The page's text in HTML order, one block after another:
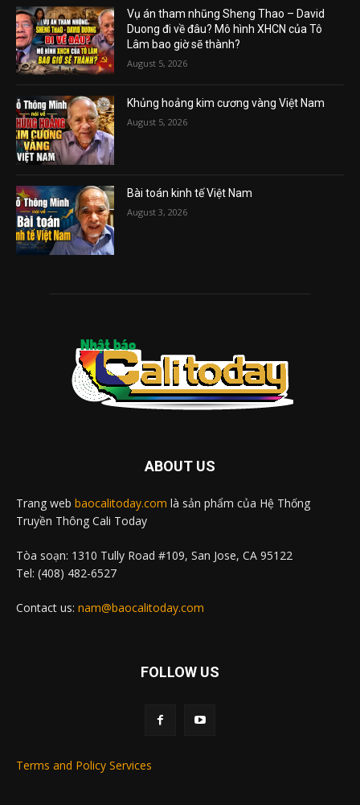
Vụ án tham nhũng Sheng Thao – David
Duong đi về đâu? Mô hình XHCN của Tô
Lâm bao giờ sẽ thành?
August 5, 2026
Khủng hoảng kim cương vàng Việt Nam
August 5, 2026
Bài toán kinh tế Việt Nam
August 3, 2026
ABOUT US
Trang web baocalitoday.com là sản phẩm của Hệ Thống
Truyền Thông Cali Today
Tòa soạn: 1310 Tully Road #109, San Jose, CA 95122
Tel: (408) 482-6527
Contact us: nam@baocalitoday.com
FOLLOW US
Terms and Policy Services